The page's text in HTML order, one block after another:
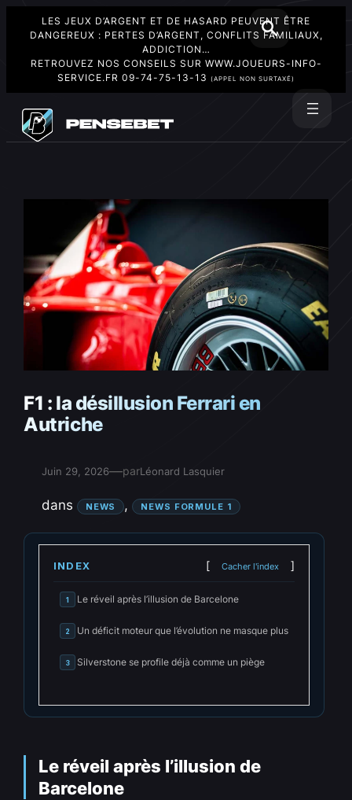
LES JEUX D’ARGENT ET DE HASARD PEUVENT ÊTRE
DANGEREUX : PERTES D’ARGENT, CONFLITS FAMILIAUX,
ADDICTION…
RETROUVEZ NOS CONSEILS SUR WWW.JOUEURS-INFO-
SERVICE.FR 09-74-75-13-13 (APPEL NON SURTAXÉ)
contenu
F1 : la désillusion Ferrari en
Autriche
Juin 29, 2026—parLéonard Lasquier
dans NEWS , NEWS FORMULE 1
INDEX Cacher l'index
1 Le réveil après l’illusion de Barcelone
2 Un déficit moteur que l’évolution ne masque plus
3 Silverstone se profile déjà comme un piège
Le réveil après l’illusion de
Barcelone